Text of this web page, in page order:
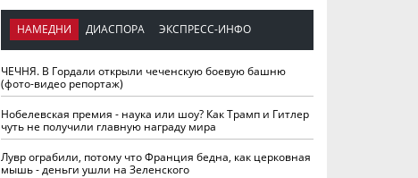
НАМЕДНИ ДИАСПОРА ЭКСПРЕСС-ИНФО
ЧЕЧНЯ. В Гордали открыли чеченскую боевую башню
(фото-видео репортаж)
Нобелевская премия - наука или шоу? Как Трамп и Гитлер
чуть не получили главную награду мира
Лувр ограбили, потому что Франция бедна, как церковная
мышь - деньги ушли на Зеленского